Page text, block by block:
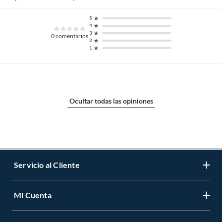
Su sistema dual optimiza cada pasada para un hogar
0comentarios
1
2
3
4
5
Ocultar todas las opiniones
Servicio al Cliente
Contáctanos
Mi Cuenta